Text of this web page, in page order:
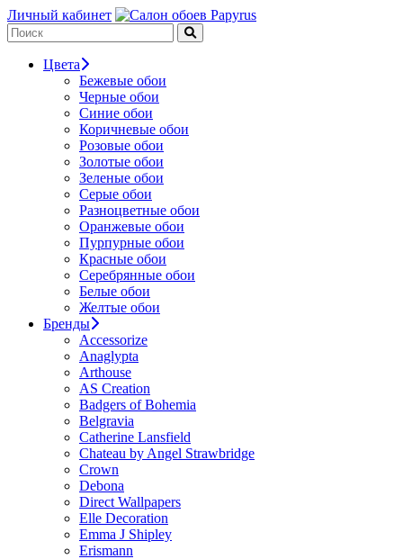
Личный кабинет
Цвета
Бежевые обои
Черные обои
Синие обои
Коричневые обои
Розовые обои
Золотые обои
Зеленые обои
Серые обои
Разноцветные обои
Оранжевые обои
Пурпурные обои
Красные обои
Серебрянные обои
Белые обои
Желтые обои
Бренды
Accessorize
Anaglypta
Arthouse
AS Creation
Badgers of Bohemia
Belgravia
Catherine Lansfield
Chateau by Angel Strawbridge
Crown
Debona
Direct Wallpapers
Elle Decoration
Emma J Shipley
Erismann